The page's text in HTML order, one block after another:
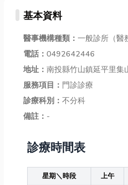
基本資料
醫事機構種類： 一般診所（醫
電話： 0492642446
地址： 南投縣竹山鎮延平里集
服務項目： 門診診療
診療科別： 不分科
備註： -
診療時間表
星期＼時段 上午